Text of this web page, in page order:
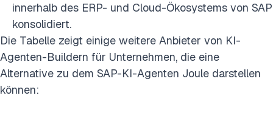
innerhalb des ERP- und Cloud-Ökosystems von SAP
konsolidiert.
Die Tabelle zeigt einige weitere Anbieter von KI-
Agenten-Buildern für Unternehmen, die eine
Alternative zu dem SAP-KI-Agenten Joule darstellen
können: